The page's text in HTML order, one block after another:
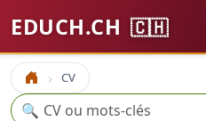
EDUCH.CH 🇨🇭
Accueil CV
Recherche
🔍